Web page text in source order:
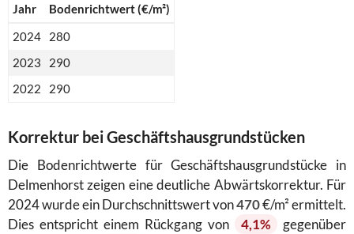
Jahr
Bodenrichtwert (€/m²)
2024
280
2023
290
2022
290
Korrektur bei Geschäftshausgrundstücken
Die Bodenrichtwerte für Geschäftshausgrundstücke in
Delmenhorst zeigen eine deutliche Abwärtskorrektur. Für
2024 wurde ein Durchschnittswert von470€/m² ermittelt.
Dies entspricht einem Rückgang von
4,1%
gegenüber